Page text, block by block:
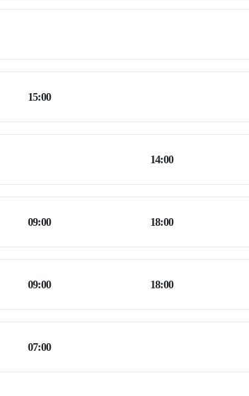
15:00
14:00
09:00 18:00
09:00 18:00
07:00